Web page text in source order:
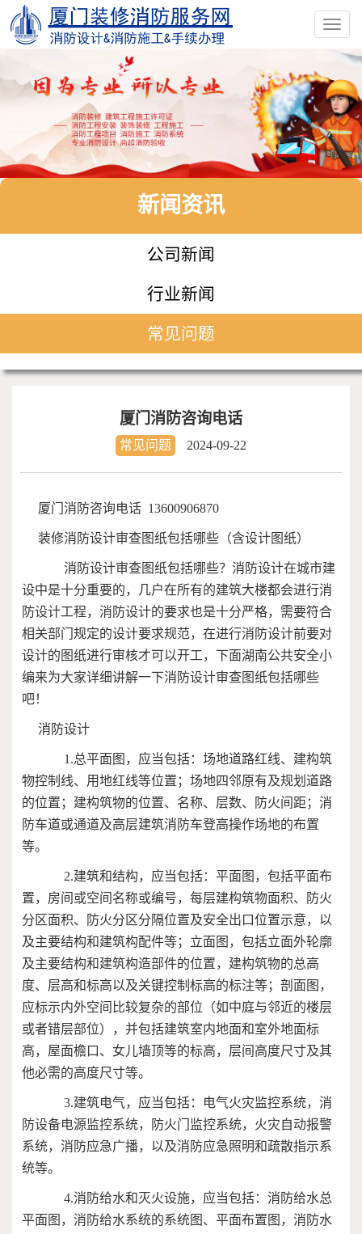
新闻资讯
公司新闻
行业新闻
常见问题
厦门消防咨询电话
常见问题 2024-09-22
厦门消防咨询电话 13600906870
装修消防设计审查图纸包括哪些（含设计图纸）
消防设计审查图纸包括哪些？消防设计在城市建
设中是十分重要的，几户在所有的建筑大楼都会进行消
防设计工程，消防设计的要求也是十分严格，需要符合
相关部门规定的设计要求规范，在进行消防设计前要对
设计的图纸进行审核才可以开工，下面湖南公共安全小
编来为大家详细讲解一下消防设计审查图纸包括哪些
吧！
消防设计
1.总平面图，应当包括：场地道路红线、建构筑
物控制线、用地红线等位置；场地四邻原有及规划道路
的位置；建构筑物的位置、名称、层数、防火间距；消
防车道或通道及高层建筑消防车登高操作场地的布置
等。
2.建筑和结构，应当包括：平面图，包括平面布
置，房间或空间名称或编号，每层建构筑物面积、防火
分区面积、防火分区分隔位置及安全出口位置示意，以
及主要结构和建筑构配件等；立面图，包括立面外轮廓
及主要结构和建筑构造部件的位置，建构筑物的总高
度、层高和标高以及关键控制标高的标注等；剖面图，
应标示内外空间比较复杂的部位（如中庭与邻近的楼层
或者错层部位），并包括建筑室内地面和室外地面标
高，屋面檐口、女儿墙顶等的标高，层间高度尺寸及其
他必需的高度尺寸等。
3.建筑电气，应当包括：电气火灾监控系统，消
防设备电源监控系统，防火门监控系统，火灾自动报警
系统，消防应急广播，以及消防应急照明和疏散指示系
统等。
4.消防给水和灭火设施，应当包括：消防给水总
平面图，消防给水系统的系统图、平面布置图，消防水